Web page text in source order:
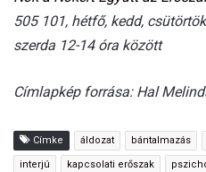
505 101, hétfő, kedd,
szerda 12-14 óra között
Címlapkép forrása: Hal
Címke áldozat bántalmazás
interjú kapcsolati erőszak